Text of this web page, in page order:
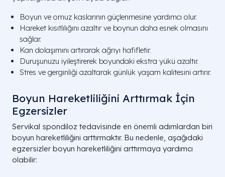
Boyun ve omuz kaslarının güçlenmesine yardımcı olur.
Hareket kısıtlılığını azaltır ve boynun daha esnek olmasını
sağlar.
Kan dolaşımını artırarak ağrıyı hafifletir.
Duruşunuzu iyileştirerek boyundaki ekstra yükü azaltır.
Stres ve gerginliği azaltarak günlük yaşam kalitesini artırır.
Boyun Hareketliliğini Arttırmak İçin
Egzersizler
Servikal spondiloz tedavisinde en önemli adımlardan biri
boyun hareketliliğini arttırmaktır. Bu nedenle, aşağıdaki
egzersizler boyun hareketliliğini arttırmaya yardımcı
olabilir: